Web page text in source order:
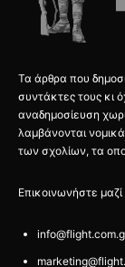
Τα άρθρα που
συντάκτες τους κι
αναδημοσίευση
λαμβάνονται
των σχολίων, τα
Επικοινωνήστε